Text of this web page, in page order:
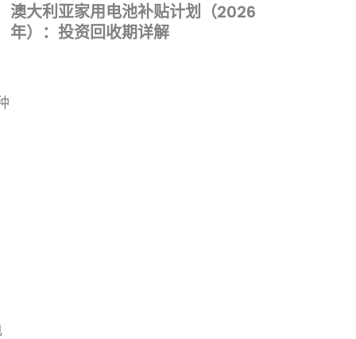
澳大利亚家用电池补贴计划（2026
年）：投资回收期详解